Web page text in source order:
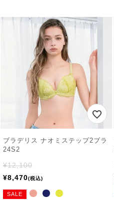
ブラデリス ナオミステップ2ブラ
24S2
¥12,100
¥8,470 税込
SALE